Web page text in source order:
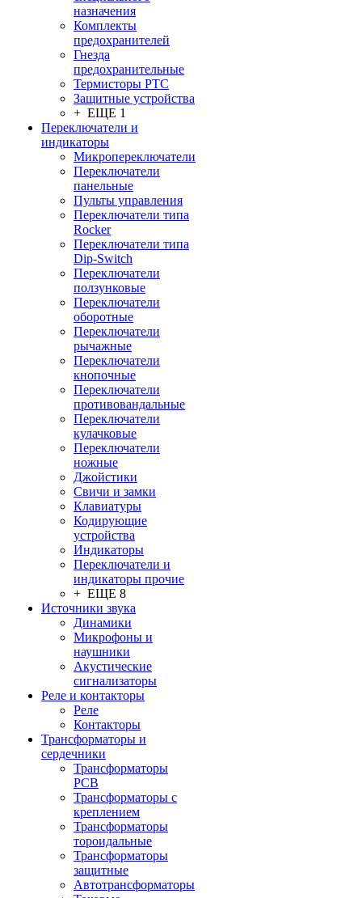
назначения
Комплекты
предохранителей
Гнезда
предохранительные
Термисторы PTC
Защитные устройства
+ ЕЩЕ 1
Переключатели и
индикаторы
Микропереключатели
Переключатели
панельные
Пульты управления
Переключатели типа
Rocker
Переключатели типа
Dip-Switch
Переключатели
ползунковые
Переключатели
оборотные
Переключатели
рычажные
Переключатели
кнопочные
Переключатели
противовандальные
Переключатели
кулачковые
Переключатели
ножные
Джойстики
Свичи и замки
Клавиатуры
Кодирующие
устройства
Индикаторы
Переключатели и
индикаторы прочие
+ ЕЩЕ 8
Источники звука
Динамики
Микрофоны и
наушники
Акустические
сигнализаторы
Реле и контакторы
Реле
Контакторы
Трансформаторы и
сердечники
Трансформаторы
PCB
Трансформаторы с
креплением
Трансформаторы
тороидальные
Трансформаторы
защитные
Автотрансформаторы